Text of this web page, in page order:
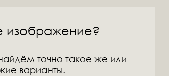
изображение?
точно такое же или
варианты.